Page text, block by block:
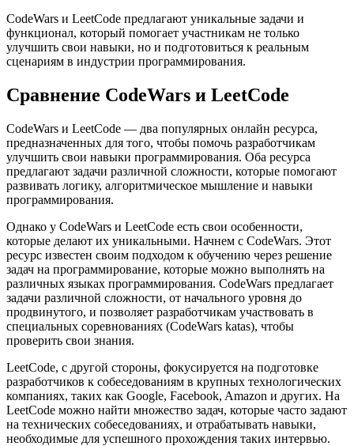
CodeWars и LeetCode предлагают уникальные задачи и
функционал, который помогает участникам не только
улучшить свои навыки, но и подготовиться к реальным
сценариям в индустрии программирования.
Сравнение CodeWars и LeetCode
CodeWars и LeetCode — два популярных онлайн ресурса,
предназначенных для того, чтобы помочь разработчикам
улучшить свои навыки программирования. Оба ресурса
предлагают задачи различной сложности, которые помогают
развивать логику, алгоритмическое мышление и навыки
программирования.
Однако у CodeWars и LeetCode есть свои особенности,
которые делают их уникальными. Начнем с CodeWars. Этот
ресурс известен своим подходом к обучению через решение
задач на программирование, которые можно выполнять на
различных языках программирования. CodeWars предлагает
задачи различной сложности, от начального уровня до
продвинутого, и позволяет разработчикам участвовать в
специальных соревнованиях (CodeWars katas), чтобы
проверить свои знания.
LeetCode, с другой стороны, фокусируется на подготовке
разработчиков к собеседованиям в крупных технологических
компаниях, таких как Google, Facebook, Amazon и других. На
LeetCode можно найти множество задач, которые часто задают
на технических собеседованиях, и отрабатывать навыки,
необходимые для успешного прохождения таких интервью.